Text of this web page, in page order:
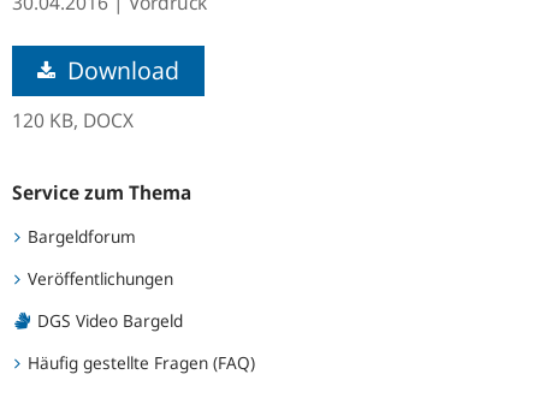
Service zum Thema
Bargeldforum
Veröffentlichungen
DGS Video Bargeld
Häufig gestellte Fragen (FAQ)
Download
120 KB, DOCX